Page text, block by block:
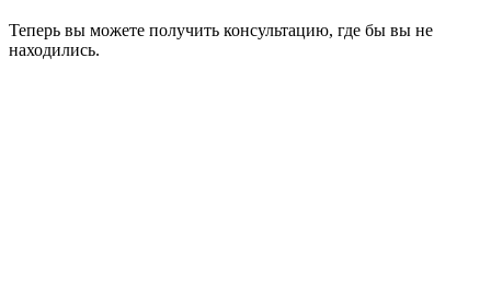
Теперь вы можете получить консультацию, где бы вы не
находились.